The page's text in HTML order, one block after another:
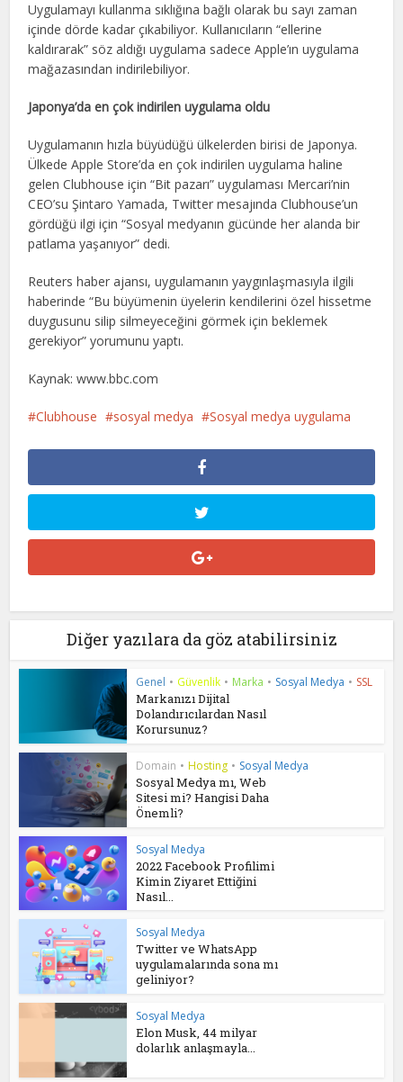
Uygulamayı kullanma sıklığına bağlı olarak bu sayı zaman
içinde dörde kadar çıkabiliyor. Kullanıcıların “ellerine
kaldırarak” söz aldığı uygulama sadece Apple’ın uygulama
mağazasından indirilebiliyor.
Japonya’da en çok indirilen uygulama oldu
Uygulamanın hızla büyüdüğü ülkelerden birisi de Japonya.
Ülkede Apple Store’da en çok indirilen uygulama haline
gelen Clubhouse için “Bit pazarı” uygulaması Mercari’nin
CEO’su Şintaro Yamada, Twitter mesajında Clubhouse’un
gördüğü ilgi için “Sosyal medyanın gücünde her alanda bir
patlama yaşanıyor” dedi.
Reuters haber ajansı, uygulamanın yaygınlaşmasıyla ilgili
haberinde “Bu büyümenin üyelerin kendilerini özel hissetme
duygusunu silip silmeyeceğini görmek için beklemek
gerekiyor” yorumunu yaptı.
Kaynak: www.bbc.com
Clubhouse sosyal medya Sosyal medya uygulama
Diğer yazılara da göz atabilirsiniz
Genel • Güvenlik • Marka • Sosyal Medya • SSL
Markanızı Dijital
Dolandırıcılardan Nasıl
Korursunuz?
Domain • Hosting • Sosyal Medya
Sosyal Medya mı, Web
Sitesi mi? Hangisi Daha
Önemli?
Sosyal Medya
2022 Facebook Profilimi
Kimin Ziyaret Ettiğini
Nasıl...
Sosyal Medya
Twitter ve WhatsApp
uygulamalarında sona mı
geliniyor?
Sosyal Medya
Elon Musk, 44 milyar
dolarlık anlaşmayla...